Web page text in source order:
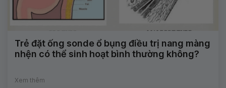
Trẻ đặt ống sonde ổ bụng điều trị nang màng
nhện có thể sinh hoạt bình thường không?
Xem thêm